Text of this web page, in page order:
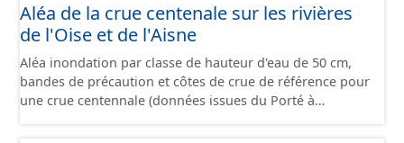
Aléa de la crue centenale sur les rivières
de l'Oise et de l'Aisne
Aléa inondation par classe de hauteur d'eau de 50 cm,
bandes de précaution et côtes de crue de référence pour
une crue centennale (données issues du Porté à